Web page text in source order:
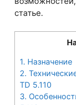
статье.
1. Назначение
2.
TD 5.110
3.